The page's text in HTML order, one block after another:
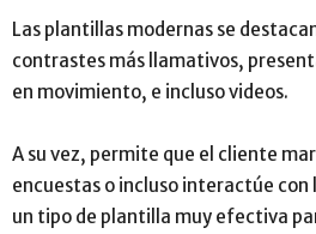
Las plantillas modernas se
contrastes más llamativos,
en movimiento, e incluso videos.
A su vez, permite que el cliente
encuestas o incluso interactúe con
un tipo de plantilla muy efectiva